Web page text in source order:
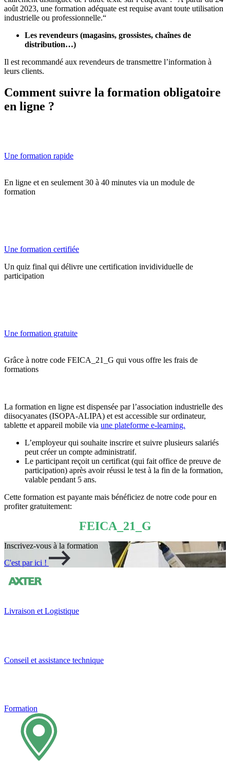
août 2023, une formation adéquate est requise avant toute utilisation
industrielle ou professionnelle.“
Les revendeurs (magasins, grossistes, chaînes de
distribution…)
Il est recommandé aux revendeurs de transmettre l’information à
leurs clients.
Comment suivre la formation obligatoire
en ligne ?
Une formation rapide
En ligne et en seulement 30 à 40 minutes via un module de
formation
Une formation certifiée
Un quiz final qui délivre une certification invidividuelle de
participation
Une formation gratuite
Grâce à notre code FEICA_21_G qui vous offre les frais de
formations
La formation en ligne est dispensée par l’association industrielle des
diisocyanates (ISOPA-ALIPA) et est accessible sur ordinateur,
tablette et appareil mobile via une plateforme e-learning.
L’employeur qui souhaite inscrire et suivre plusieurs salariés
peut créer un compte administratif.
Le participant reçoit un certificat (qui fait office de preuve de
participation) après avoir réussi le test à la fin de la formation,
valable pendant 5 ans.
Cette formation est payante mais bénéficiez de notre code pour en
profiter gratuitement:
FEICA_21_G
Inscrivez-vous à la formation
C'est par ici !
Livraison et Logistique
Conseil et assistance technique
Formation